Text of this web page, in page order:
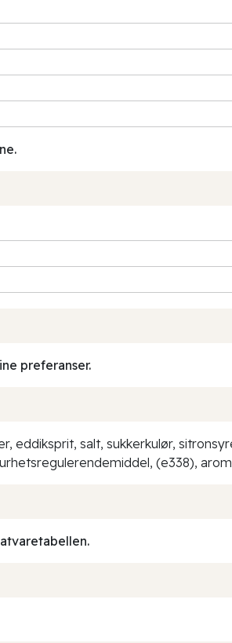
preferanser.
eddiksprit, salt, sukkerkulør,
(e338),